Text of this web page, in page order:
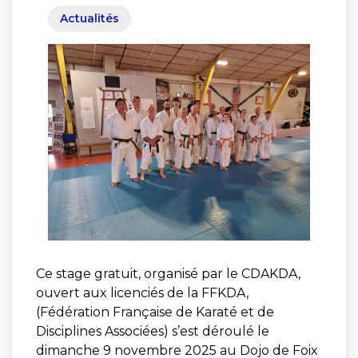
Actualités
Ce stage gratuit, organisé par le CDAKDA,
ouvert aux licenciés de la FFKDA,
(Fédération Française de Karaté et de
Disciplines Associées) s’est déroulé le
dimanche 9 novembre 2025 au Dojo de Foix